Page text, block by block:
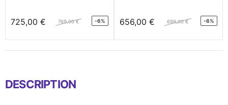
725,00 € 769,00 € -6% 656,00 € 699,00 € -6%
DESCRIPTION